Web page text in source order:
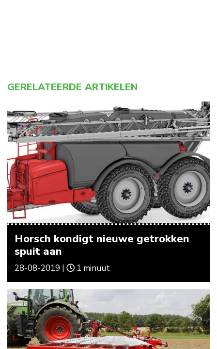
GERELATEERDE ARTIKELEN
Horsch kondigt nieuwe getrokken
spuit aan
28-08-2019 | 1 minuut